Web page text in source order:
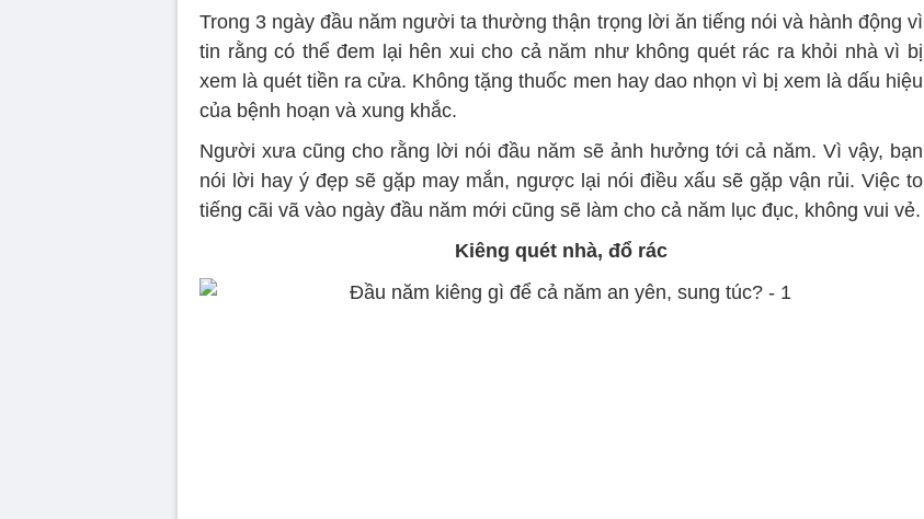
Trong 3 ngày đầu năm người ta thường thận trọng lời ăn tiếng nói và hành động vì
tin rằng có thể đem lại hên xui cho cả năm như không quét rác ra khỏi nhà vì bị
xem là quét tiền ra cửa. Không tặng thuốc men hay dao nhọn vì bị xem là dấu hiệu
của bệnh hoạn và xung khắc.
Người xưa cũng cho rằng lời nói đầu năm sẽ ảnh hưởng tới cả năm. Vì vậy, bạn
nói lời hay ý đẹp sẽ gặp may mắn, ngược lại nói điều xấu sẽ gặp vận rủi. Việc to
tiếng cãi vã vào ngày đầu năm mới cũng sẽ làm cho cả năm lục đục, không vui vẻ.
Kiêng quét nhà, đổ rác